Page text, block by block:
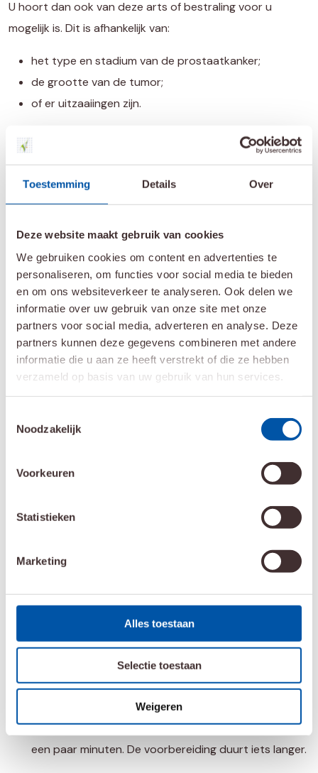
Toestemming Details Over
Deze website maakt gebruik van cookies
We gebruiken cookies om content en advertenties te
personaliseren, om functies voor social media te bieden
en om ons websiteverkeer te analyseren. Ook delen we
informatie over uw gebruik van onze site met onze
partners voor social media, adverteren en analyse. Deze
partners kunnen deze gegevens combineren met andere
informatie die u aan ze heeft verstrekt of die ze hebben
verzameld op basis van uw gebruik van hun services.
Noodzakelijk
Voorkeuren
Statistieken
Marketing
Alles toestaan
Selectie toestaan
Weigeren
U hoort dan ook van deze arts of bestraling voor u
mogelijk is. Dit is afhankelijk van:
het type en stadium van de prostaatkanker;
de grootte van de tumor;
of er uitzaaiingen zijn.
Voor deze behandeling is opname in het ziekenhuis nodig.
Meestal duurt de opname een paar uur, heel soms is een
overnachting in het ziekenhuis nodig. Een andere naam
voor inwendige bestraling is
Actief volgen
Daarnaast is het bij stadium T1 en T2 mogelijk de
prostaatkanker actief te volgen en niet direct met een
behandeling te beginnen.
Mogelijkheden voor bestraling bij
prostaatkanker
Lokaal beperkte prostaatkanker.
kanker genezen.
De tumor groeit buiten de prostaat (stadium T3).
Uitwendige bestraling wordt vaak gecombineerd met
hormonale therapie
om genezing te bereiken.
Uitgezaaide prostaatkanker.
hormoontherapie kan de groei van de kanker remmen
en klachten verminderen.
Duur van de bestralingsbehandeling
Uitwendige bestraling.
Meestal tussen de 2 en 8 weken. U krijgt dan vijf
dagen per week een bestraling. Elke bestraling duurt
een paar minuten. De voorbereiding duurt iets langer.